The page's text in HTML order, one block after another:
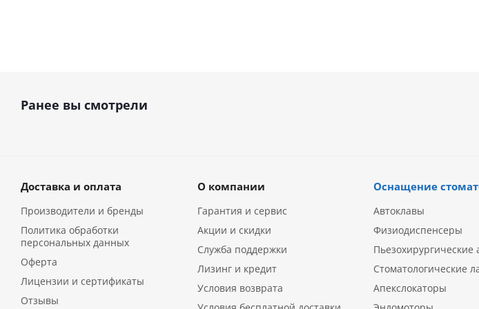
Ранее вы смотрели
Доставка и оплата
Производители и бренды
Политика обработки
персональных данных
Оферта
Лицензии и сертификаты
Отзывы
О компании
Гарантия и сервис
Акции и скидки
Служба поддержки
Лизинг и кредит
Условия возврата
Оснащение
Автоклавы
Физиодиспенсеры
Пьезохирургические
Стоматологические
Апекслокаторы